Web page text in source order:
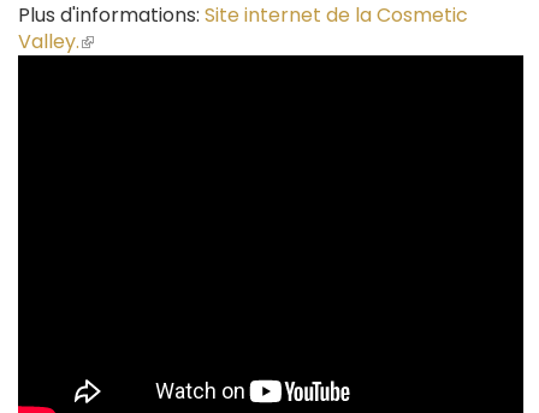
Plus d'informations: Site internet de la Cosmetic
Valley.(le